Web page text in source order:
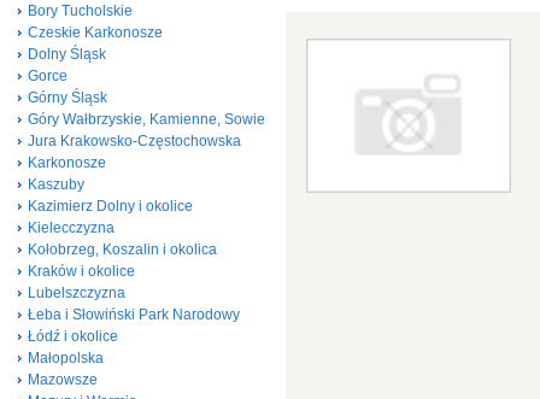
Bory Tucholskie
Czeskie Karkonosze
Dolny Śląsk
Gorce
Górny Śląsk
Góry Wałbrzyskie, Kamienne, Sowie
Jura Krakowsko-Częstochowska
Karkonosze
Kaszuby
Kazimierz Dolny i okolice
Kielecczyzna
Kołobrzeg, Koszalin i okolica
Kraków i okolice
Lubelszczyzna
Łeba i Słowiński Park Narodowy
Łódź i okolice
Małopolska
Mazowsze